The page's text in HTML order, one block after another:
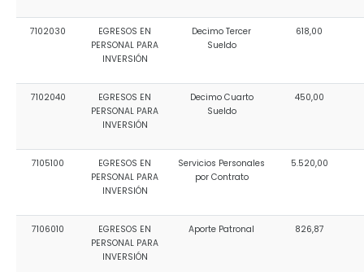
7102030
EGRESOS EN
PERSONAL PARA
INVERSIÓN
Decimo Tercer
Sueldo
618,00
7102040
EGRESOS EN
PERSONAL PARA
INVERSIÓN
Decimo Cuarto
Sueldo
450,00
7105100
EGRESOS EN
PERSONAL PARA
INVERSIÓN
Servicios Personales
por Contrato
5.520,00
7106010
EGRESOS EN
PERSONAL PARA
INVERSIÓN
Aporte Patronal 826,87